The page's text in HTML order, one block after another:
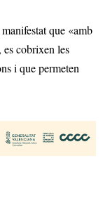
que «amb
es cobrixen les
i que permeten